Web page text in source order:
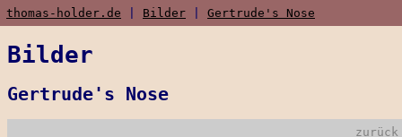
thomas-holder.de Bilder Gertrude's Nose
Bilder
Gertrude's Nose
zurück